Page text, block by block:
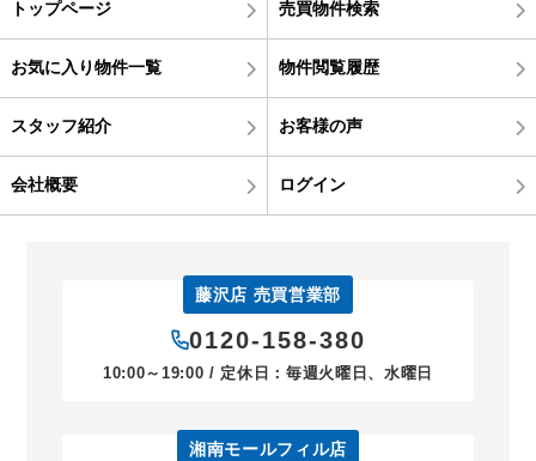
トップページ 売買物件検索
お気に入り物件一覧 物件閲覧履歴
スタッフ紹介 お客様の声
会社概要 ログイン
藤沢店 売買営業部
0120-158-380
10:00～19:00 / 定休日：毎週火曜日、水曜日
湘南モールフィル店